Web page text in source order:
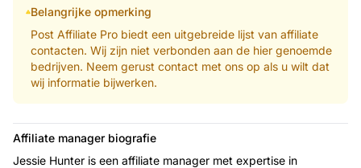
Belangrijke opmerking
Post Affiliate Pro biedt een uitgebreide lijst van affiliate
contacten. Wij zijn niet verbonden aan de hier genoemde
bedrijven. Neem gerust contact met ons op als u wilt dat
wij informatie bijwerken.
Affiliate manager biografie
Jessie Hunter is een affiliate manager met expertise in